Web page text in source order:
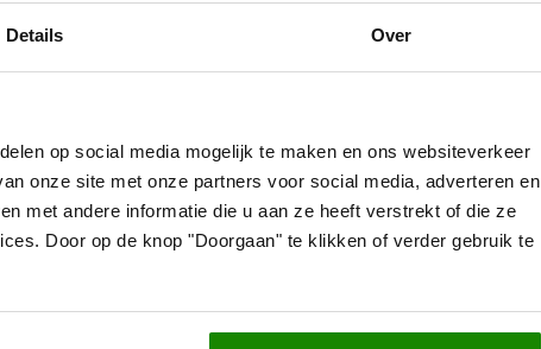
Details Over
op social media mogelijk te maken en ons websiteverkeer
onze site met onze partners voor social media, adverteren en
met andere informatie die u aan ze heeft verstrekt of die ze
Door op de knop "Doorgaan" te klikken of verder gebruik te
Tag